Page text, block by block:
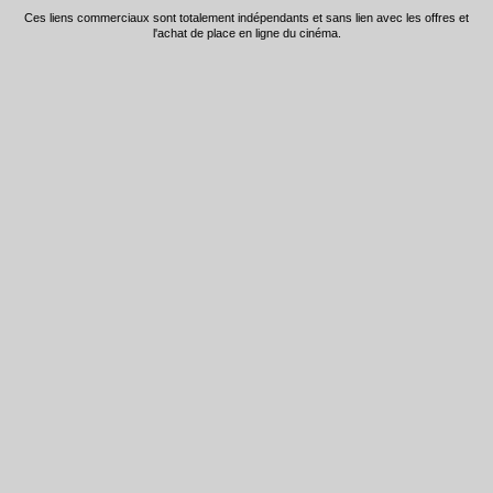
Ces liens commerciaux sont totalement indépendants et sans lien avec les offres et
l'achat de place en ligne du cinéma.